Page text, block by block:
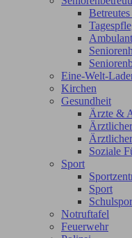
Eine-Welt-
Kirchen
Gesundheit
Ärzte &
Soziale
Sport
Sport
Notruftafel
Feuerwehr